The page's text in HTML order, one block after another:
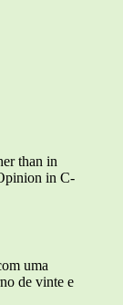
than in
in C-
uma
de vinte e